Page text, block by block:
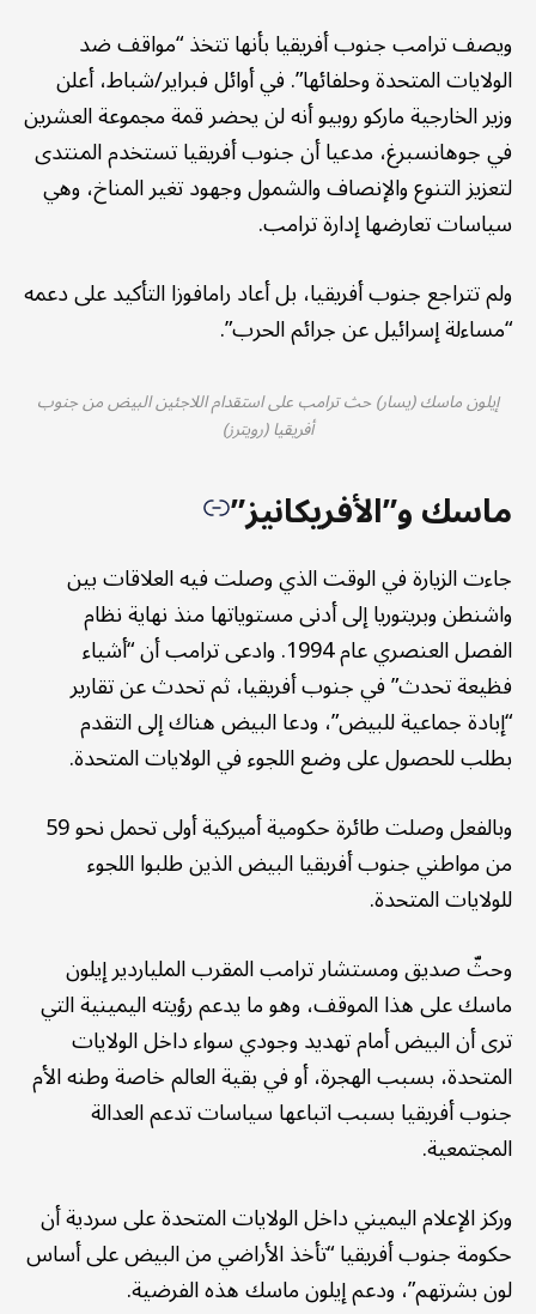
ويصف ترامب جنوب أفريقيا بأنها تتخذ “مواقف ضد
الولايات المتحدة وحلفائها”. في أوائل فبراير/شباط، أعلن
وزير الخارجية ماركو روبيو أنه لن يحضر قمة مجموعة العشرين
في جوهانسبرغ، مدعيا أن جنوب أفريقيا تستخدم المنتدى
لتعزيز التنوع والإنصاف والشمول وجهود تغير المناخ، وهي
سياسات تعارضها إدارة ترامب.
ولم تتراجع جنوب أفريقيا، بل أعاد رامافوزا التأكيد على دعمه
“مساءلة إسرائيل عن جرائم الحرب”.
إيلون ماسك (يسار) حث ترامب على استقدام اللاجئين البيض من جنوب
أفريقيا (رويترز)
ماسك و”الأفريكانيز”
جاءت الزيارة في الوقت الذي وصلت فيه العلاقات بين
واشنطن وبريتوريا إلى أدنى مستوياتها منذ نهاية نظام
الفصل العنصري عام 1994. وادعى ترامب أن “أشياء
فظيعة تحدث” في جنوب أفريقيا، ثم تحدث عن تقارير
“إبادة جماعية للبيض”، ودعا البيض هناك إلى التقدم
بطلب للحصول على وضع اللجوء في الولايات المتحدة.
وبالفعل وصلت طائرة حكومية أميركية أولى تحمل نحو 59
من مواطني جنوب أفريقيا البيض الذين طلبوا اللجوء
للولايات المتحدة.
وحثّ صديق ومستشار ترامب المقرب الملياردير إيلون
ماسك على هذا الموقف، وهو ما يدعم رؤيته اليمينية التي
ترى أن البيض أمام تهديد وجودي سواء داخل الولايات
المتحدة، بسبب الهجرة، أو في بقية العالم خاصة وطنه الأم
جنوب أفريقيا بسبب اتباعها سياسات تدعم العدالة
المجتمعية.
وركز الإعلام اليميني داخل الولايات المتحدة على سردية أن
حكومة جنوب أفريقيا “تأخذ الأراضي من البيض على أساس
لون بشرتهم”، ودعم إيلون ماسك هذه الفرضية.